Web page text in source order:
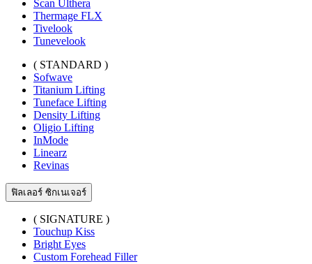
Scan Ulthera
Thermage FLX
Tivelook
Tunevelook
( STANDARD )
Sofwave
Titanium Lifting
Tuneface Lifting
Density Lifting
Oligio Lifting
InMode
Linearz
Revinas
ฟิลเลอร์ ซิกเนเจอร์
( SIGNATURE )
Touchup Kiss
Bright Eyes
Custom Forehead Filler